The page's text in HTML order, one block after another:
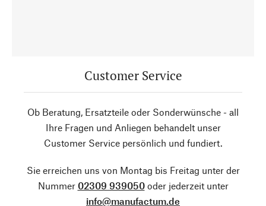
Customer Service
Ob Beratung, Ersatzteile oder Sonderwünsche - all
Ihre Fragen und Anliegen behandelt unser
Customer Service persönlich und fundiert.
Sie erreichen uns von Montag bis Freitag unter der
Nummer 02309 939050oder jederzeit unter
info@manufactum.de